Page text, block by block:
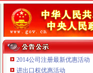
2014公司注册最新优惠活动
进出口权优惠活动